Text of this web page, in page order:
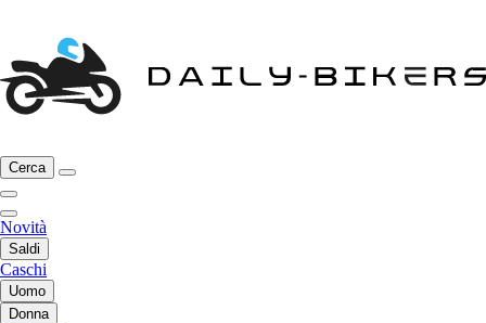
Cerca
Novità
Saldi
Caschi
Uomo
Donna